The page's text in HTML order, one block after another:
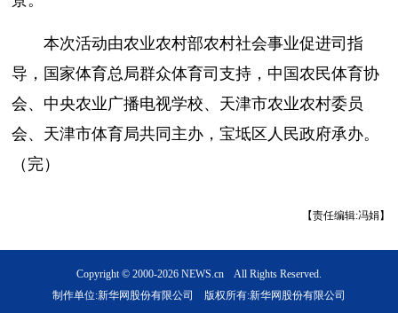
本次活动由农业农村部农村社会事业促进司指
导，国家体育总局群众体育司支持，中国农民体育协
会、中央农业广播电视学校、天津市农业农村委员
会、天津市体育局共同主办，宝坻区人民政府承办。
（完）
【责任编辑:冯娟】
Copyright © 2000-2026 NEWS.cn All Rights Reserved.
制作单位:新华网股份有限公司 版权所有:新华网股份有限公司